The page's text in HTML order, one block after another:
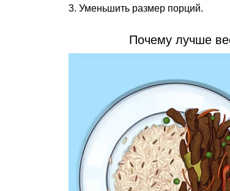
Уменьшить размер порций.
Почему лучше